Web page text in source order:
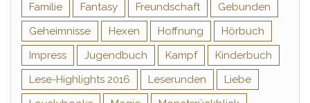
Familie
Fantasy Freundschaft
Gebunden
Geheimnisse
Hexen Hoffnung
Hörbuch
Impress
Jugendbuch Kampf
Kinderbuch
Lese-Highlights 2016
Leserunden
Liebe